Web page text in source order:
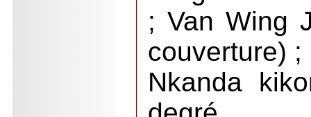
; Van Wing
couverture)
Nkanda